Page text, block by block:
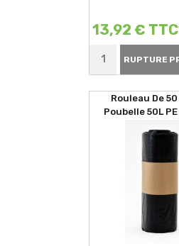
13,92 € TTC
RUPTURE
Rouleau De
Poubelle 50L